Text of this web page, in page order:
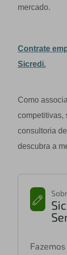
mercado.
Contrate
Sicredi.
Como
competitivas,
consultoria
descubra a